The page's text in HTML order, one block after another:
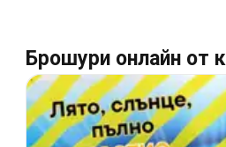
Брошури онлайн от